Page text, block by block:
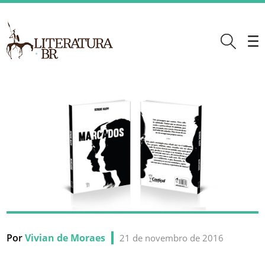
PorVivian de Moraes 21 de novembro de 2016